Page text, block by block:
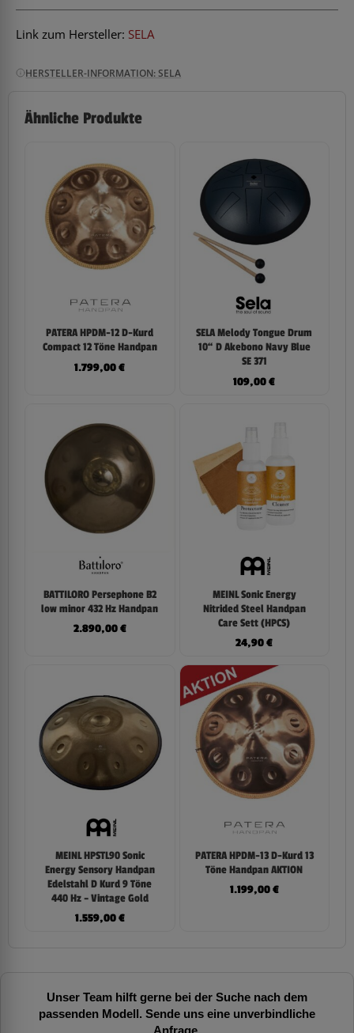
Link zum Hersteller: SELA
HERSTELLER-INFORMATION: SELA
Ähnliche Produkte
PATERA HPDM-12 D-Kurd
Compact 12 Töne Handpan
1.799,00€
SELA Melody Tongue Drum
10“ D Akebono Navy Blue
SE 371
109,00€
BATTILORO Persephone B2
low minor 432 Hz Handpan
2.890,00€
MEINL Sonic Energy
Nitrided Steel Handpan
Care Sett (HPCS)
24,90€
MEINL HPSTL90 Sonic
Energy Sensory Handpan
Edelstahl D Kurd 9 Töne
440 Hz – Vintage Gold
1.559,00€
PATERA HPDM-13 D-Kurd 13
Töne Handpan AKTION
1.199,00€
Unser Team hilft gerne bei der Suche nach dem
passenden Modell. Sende uns eine unverbindliche